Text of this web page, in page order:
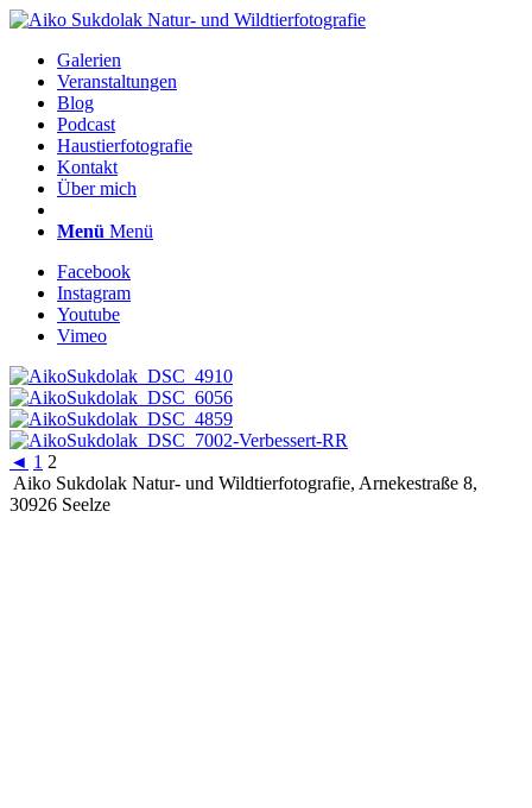
Galerien
Veranstaltungen
Blog
Podcast
Haustierfotografie
Kontakt
Über mich
Menü Menü
Facebook
Instagram
Youtube
Vimeo
◄ 1 2
Aiko Sukdolak Natur- und Wildtierfotografie, Arnekestraße 8,
30926 Seelze